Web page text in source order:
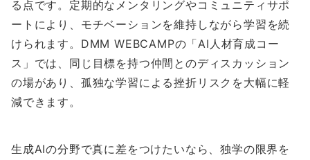
る点です。定期的なメンタリングやコミュニティサポ
ートにより、モチベーションを維持しながら学習を続
けられます。DMM WEBCAMPの「AI人材育成コー
ス」では、同じ目標を持つ仲間とのディスカッション
の場があり、孤独な学習による挫折リスクを大幅に軽
減できます。
生成AIの分野で真に差をつけたいなら、独学の限界を